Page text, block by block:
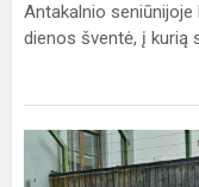
Antakalnio
dienos šventė, į kurią
2m
klasės